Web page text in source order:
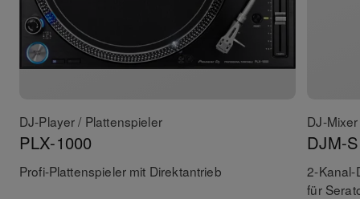
DJ-Player / Plattenspieler
PLX-1000
Profi-Plattenspieler mit Direktantrieb
DJ-Mixer
DJM-
2-Kanal-
für